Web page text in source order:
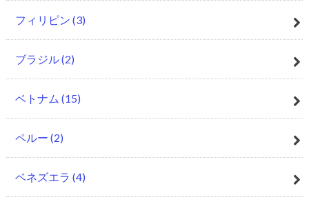
フィリピン (3)
ブラジル(2)
ベトナム (15)
ペルー (2)
ベネズエラ (4)